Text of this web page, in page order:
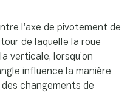
l’axe de pivotement de
de laquelle la roue
verticale, lorsqu’on
influence la manière
changements de